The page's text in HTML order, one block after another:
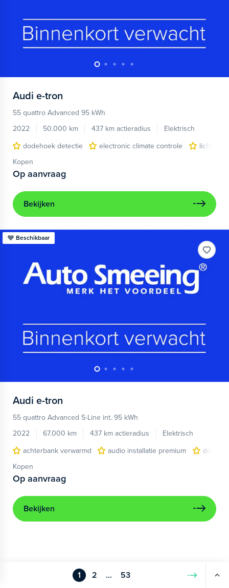
Audi e-tron
55 quattro Advanced 95 kWh
2022
50.000 km 437 km actieradius
Elektrisch
dodehoek detectie
electronic climate controle
Kopen
Op aanvraag
Bekijken
Beschikbaar
Audi e-tron
55 quattro Advanced S-Line int. 95 kWh
2022
67.000 km 437 km actieradius
Elektrisch
achterbank verwarmd
audio installatie premium
Kopen
Op aanvraag
Bekijken
1 2 ... 53 Volgende